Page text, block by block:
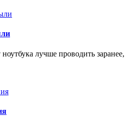
лучше проводить заранее,